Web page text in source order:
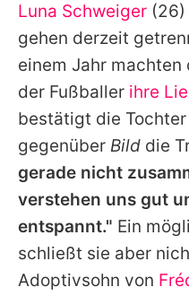
Alle
App
Luna Schweiger (26)
gehen derzeit
einem Jahr machten
der Fußballer ihre
bestätigt die Tochter
gegenüber Bild die
gerade nicht
verstehen uns gut
entspannt." Ein
schließt sie aber
Adoptivsohn von